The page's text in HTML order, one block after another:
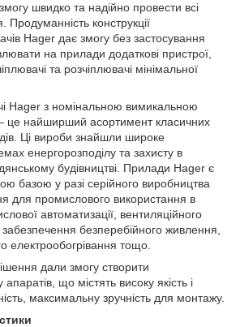
швидко та надійно провести всі
Продуманність конструкції
Hager дає змогу без застосування
на прилади додаткові пристрої,
та розчіплювачі мінімальної
Hager з номінальною вимикальною
це найширший асортимент класичних
Ці вироби знайшли широке
енергорозподілу та захисту в
будівництві. Прилади Hager є
базою у разі серійного виробництва
для промислового використання в
автоматизації, вентиляційного
безперебійного живлення,
електрообогрівання тощо.
дали змогу створити
апаратів, що містять високу якість і
максимальну зручність для монтажу.